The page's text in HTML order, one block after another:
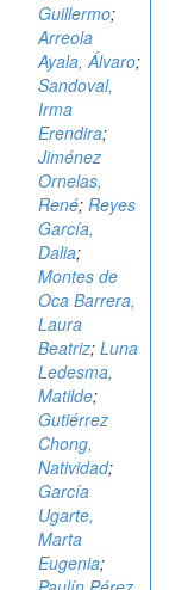
Guillermo;
Arreola
Ayala, Álvaro;
Sandoval,
Irma
Erendira;
Jiménez
Ornelas,
René; Reyes
García,
Dalia;
Montes de
Oca Barrera,
Laura
Beatriz; Luna
Ledesma,
Matilde;
Gutiérrez
Chong,
Natividad;
García
Ugarte,
Marta
Eugenia;